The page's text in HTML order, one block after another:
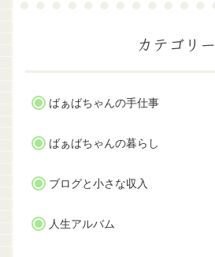
カテゴリー
ばぁばちゃんの手仕事
ばぁばちゃんの暮らし
ブログと小さな収入
人生アルバム